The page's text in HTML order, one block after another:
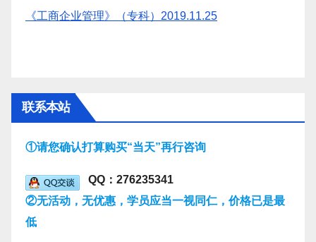
《工商企业管理》（专科）2019.11.25
联系本站
①请您确认打算购买“当天”再行咨询
QQ：276235341
②无活动，无优惠，学员应当一视同仁，价格已是最
低